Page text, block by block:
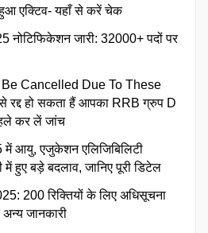
एक्टिव- यहाँ से करें चेक
नोटिफिकेशन जारी: 32000+ पदों पर
Cancelled Due To These
रद्द हो सकता हैं आपका RRB ग्रुप D
कर लें जांच
में आयु, एजुकेशन एलिजिबिलिटी
में हुए बड़े बदलाव, जानिए पूरी डिटेल
200 रिक्तियों के लिए अधिसूचना
अन्य जानकारी